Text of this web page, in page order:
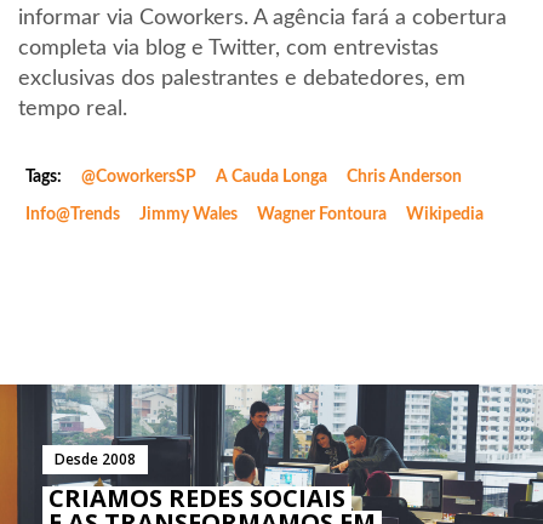
informar via Coworkers. A agência fará a cobertura
completa via blog e Twitter, com entrevistas
exclusivas dos palestrantes e debatedores, em
tempo real.
Tags: @CoworkersSP A Cauda Longa Chris Anderson
Info@trends Jimmy Wales Wagner Fontoura Wikipedia
Desde 2008
CRIAMOS REDES SOCIAIS